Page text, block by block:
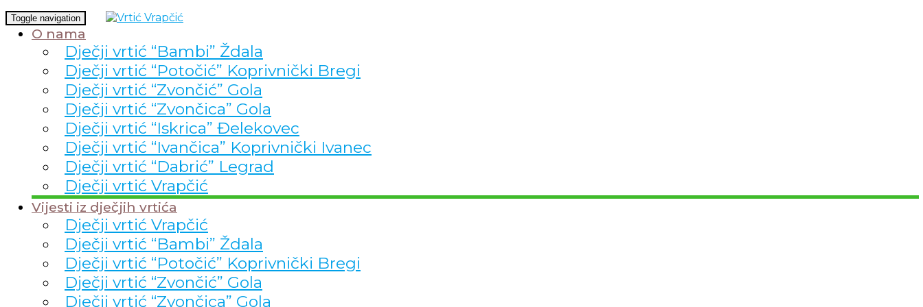
Toggle navigation
O nama
Dječji vrtić “Bambi” Ždala
Dječji vrtić “Potočić” Koprivnički Bregi
Dječji vrtić “Zvončić” Gola
Dječji vrtić “Zvončica” Gola
Dječji vrtić “Iskrica” Đelekovec
Dječji vrtić “Ivančica” Koprivnički Ivanec
Dječji vrtić “Dabrić” Legrad
Dječji vrtić Vrapčić
Vijesti iz dječjih vrtića
Dječji vrtić Vrapčić
Dječji vrtić “Bambi” Ždala
Dječji vrtić “Potočić” Koprivnički Bregi
Dječji vrtić “Zvončić” Gola
Dječji vrtić “Zvončica” Gola